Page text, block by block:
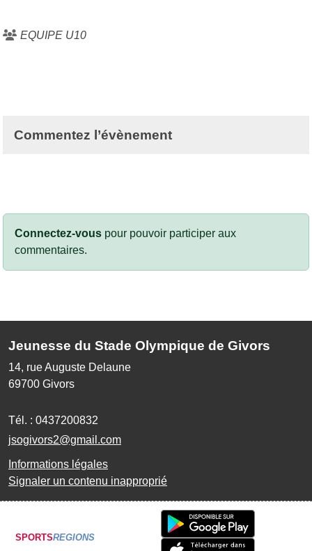
EQUIPE U10
Commentez l’évènement
Connectez-vous pour pouvoir participer aux
commentaires.
Jeunesse du Stade Olympique de Givors
14, rue Auguste Delaune
69700 Givors
Tél. : 0437200832
jsogivors2@gmail.com
Informations légales
Signaler un contenu inapproprié
SPORTSREGIONS